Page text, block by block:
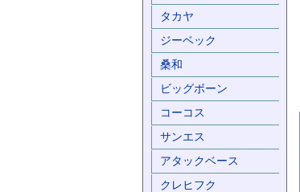
タカヤ
ジーベック
桑和
ビッグボーン
コーコス
サンエス
アタックベース
クレヒフク